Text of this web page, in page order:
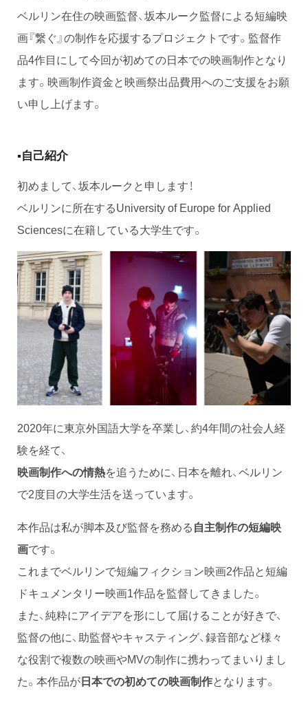
ベルリン在住の映画監督、坂本ルーク監督による短編映
画『繋ぐ』の制作を応援するプロジェクトです。監督作
品4作目にして今回が初めての日本での映画制作となり
ます。映画制作資金と映画祭出品費用へのご支援をお願
い申し上げます。
▪️自己紹介
初めまして、坂本ルークと申します！
ベルリンに所在するUniversity of Europe for Applied
Sciencesに在籍している大学生です。
2020年に東京外国語大学を卒業し、約4年間の社会人経
験を経て、
映画制作への情熱を追うために、日本を離れ、ベルリン
で2度目の大学生活を送っています。
本作品は私が脚本及び監督を務める自主制作の短編映
画です。
これまでベルリンで短編フィクション映画2作品と短編
ドキュメンタリー映画1作品を監督してきました。
また、純粋にアイデアを形にして届けることが好きで、
監督の他に、助監督やキャスティング、録音部など様々
な役割で複数の映画やMVの制作に携わってまいりまし
た。本作品が日本での初めての映画制作となります。